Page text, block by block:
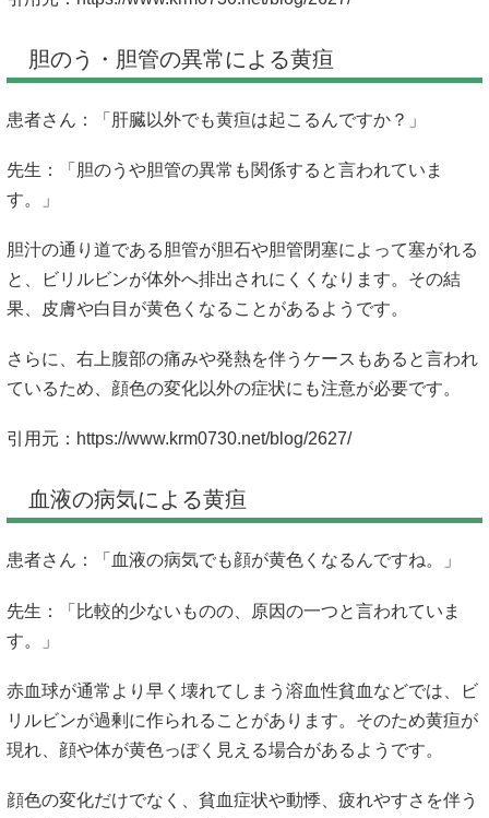
胆のう・胆管の異常による黄疸
患者さん：「肝臓以外でも黄疸は起こるんですか？」
先生：「胆のうや胆管の異常も関係すると言われていま
す。」
胆汁の通り道である胆管が胆石や胆管閉塞によって塞がれる
と、ビリルビンが体外へ排出されにくくなります。その結
果、皮膚や白目が黄色くなることがあるようです。
さらに、右上腹部の痛みや発熱を伴うケースもあると言われ
ているため、顔色の変化以外の症状にも注意が必要です。
引用元： https://www.krm0730.net/blog/2627/
血液の病気による黄疸
患者さん：「血液の病気でも顔が黄色くなるんですね。」
先生：「比較的少ないものの、原因の一つと言われていま
す。」
赤血球が通常より早く壊れてしまう溶血性貧血などでは、ビ
リルビンが過剰に作られることがあります。そのため黄疸が
現れ、顔や体が黄色っぽく見える場合があるようです。
顔色の変化だけでなく、貧血症状や動悸、疲れやすさを伴う